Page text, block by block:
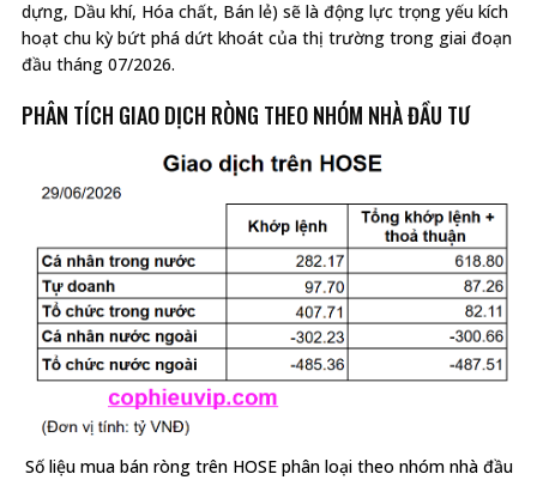
dựng, Dầu khí, Hóa chất, Bán lẻ) sẽ là động lực trọng yếu kích
hoạt chu kỳ bứt phá dứt khoát của thị trường trong giai đoạn
đầu tháng 07/2026.
PHÂN TÍCH GIAO DỊCH RÒNG THEO NHÓM NHÀ ĐẦU TƯ
Số liệu mua bán ròng trên HOSE phân loại theo nhóm nhà đầu